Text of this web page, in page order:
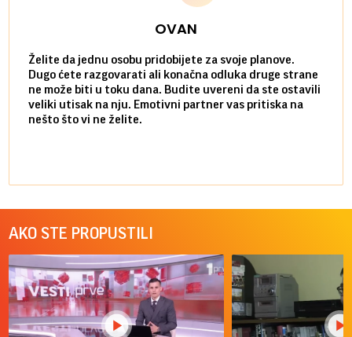
OVAN
Želite da jednu osobu pridobijete za svoje planove.
Dugo ćete razgovarati ali konačna odluka druge strane
ne može biti u toku dana. Budite uvereni da ste ostavili
veliki utisak na nju. Emotivni partner vas pritiska na
nešto što vi ne želite.
AKO STE PROPUSTILI